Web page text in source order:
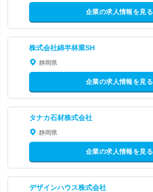
企業の求人情報を見る
株式会社綿半林業SH
静岡県
企業の求人情報を見る
タナカ石材株式会社
静岡県
企業の求人情報を見る
デザインハウス株式会社